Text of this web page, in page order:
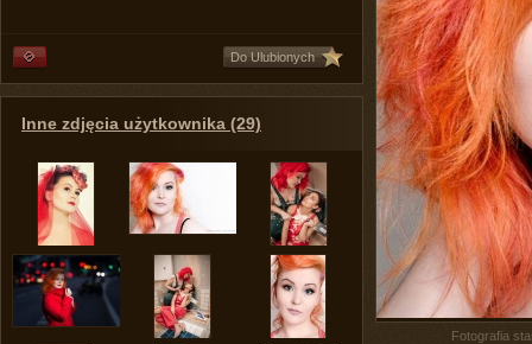
Do Ulubionych
Inne zdjęcia użytkownika (29)
Fotografia